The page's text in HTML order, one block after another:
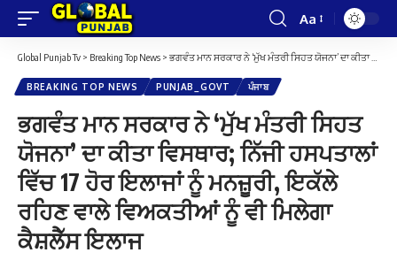
Font
Resizer
Aa
Global Punjab Tv > Breaking Top News > ਭਗਵੰਤ ਮਾਨ ਸਰਕਾਰ ਨੇ ‘ਮੁੱਖ ਮੰਤਰੀ ਸਿਹਤ ਯੋਜਨਾ’ ਦਾ ਕੀਤਾ ਵਿਸਥਾਰ; ਨਿੱਜੀ ਹਸਪਤਾਲਾਂ ਵਿੱਚ 17 ਹੋਰ ਇਲਾਜਾਂ ਨੂੰ ਮਨਜ਼ੂਰੀ, ਇਕੱਲੇ ਰਹਿਣ ਵਾਲੇ ਵਿਅਕਤੀਆਂ ਨੂੰ ਵੀ ਮਿਲੇਗਾ ਕੈਸ਼ਲੈੱਸ ਇਲਾਜ
BREAKING TOP NEWS PUNJAB_GOVT ਪੰਜਾਬ
ਭਗਵੰਤ ਮਾਨ ਸਰਕਾਰ ਨੇ ‘ਮੁੱਖ ਮੰਤਰੀ ਸਿਹਤ
ਯੋਜਨਾ’ ਦਾ ਕੀਤਾ ਵਿਸਥਾਰ; ਨਿੱਜੀ ਹਸਪਤਾਲਾਂ
ਵਿੱਚ 17 ਹੋਰ ਇਲਾਜਾਂ ਨੂੰ ਮਨਜ਼ੂਰੀ, ਇਕੱਲੇ
ਰਹਿਣ ਵਾਲੇ ਵਿਅਕਤੀਆਂ ਨੂੰ ਵੀ ਮਿਲੇਗਾ
ਕੈਸ਼ਲੈੱਸ ਇਲਾਜ